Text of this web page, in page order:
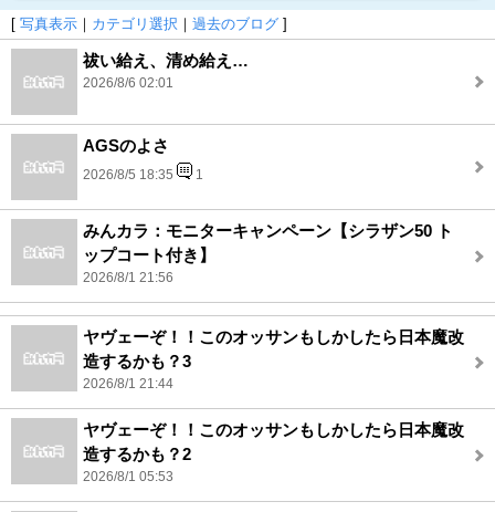
[ 写真表示 ｜ カテゴリ選択 ｜ 過去のブログ ]
祓い給え、清め給え…
2026/8/6 02:01
AGSのよさ
2026/8/5 18:35 1
みんカラ：モニターキャンペーン【シラザン50 ト
ップコート付き】
2026/8/1 21:56
ヤヴェーぞ！！このオッサンもしかしたら日本魔改
造するかも？3
2026/8/1 21:44
ヤヴェーぞ！！このオッサンもしかしたら日本魔改
造するかも？2
2026/8/1 05:53